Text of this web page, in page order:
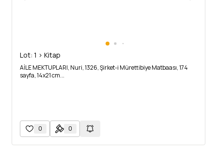
Lot: 1 > Kitap
AİLE MEKTUPLARI, Nuri, 1326, Şirket-i Mürettibiye Matbaası, 174
sayfa, 14x21 cm...
0 0